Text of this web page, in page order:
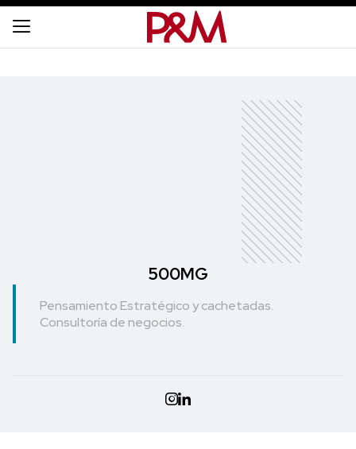
500MG
Pensamiento Estratégico y cachetadas.
Consultoría de negocios.